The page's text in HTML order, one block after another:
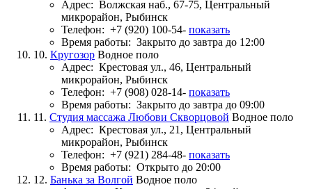
Адрес: Волжская наб., 67-75, Центральный
микрорайон, Рыбинск
Телефон: +7 (920) 100-54- показать
Время работы: Закрыто до завтра до 12:00
10. Кругозор Водное поло
Адрес: Крестовая ул., 46, Центральный
микрорайон, Рыбинск
Телефон: +7 (908) 028-14- показать
Время работы: Закрыто до завтра до 09:00
11. Студия массажа Любови Скворцовой Водное поло
Адрес: Крестовая ул., 21, Центральный
микрорайон, Рыбинск
Телефон: +7 (921) 284-48- показать
Время работы: Открыто до 20:00
12. Банька за Волгой Водное поло